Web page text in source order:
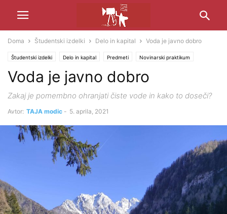
Doma Študentski izdelki Delo in kapital Voda je javno dobro
Študentski izdelki Delo in kapital Predmeti Novinarski praktikum
Politika
Voda je javno dobro
Zakaj je pomembno ohranjati čiste vode in kako to doseči?
Avtor: TAJA modic - 5. aprila, 2021